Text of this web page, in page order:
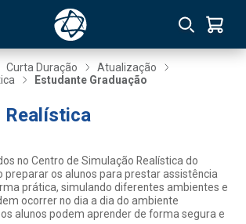
Curta Duração
Atualização
Estudante Graduação
Realística
no Centro de Simulação Realística do
preparar os alunos para prestar assistência
prática, simulando diferentes ambientes e
ocorrer no dia a dia do ambiente
alunos podem aprender de forma segura e